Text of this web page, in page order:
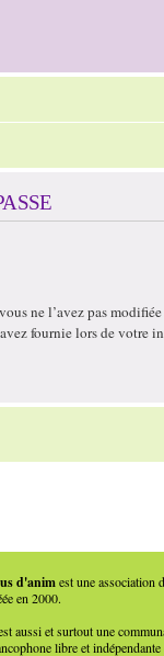
ne l’avez pas
fournie lors de votre
d'animest une association
en 2000.
aussi et surtout une
libre et indépendante